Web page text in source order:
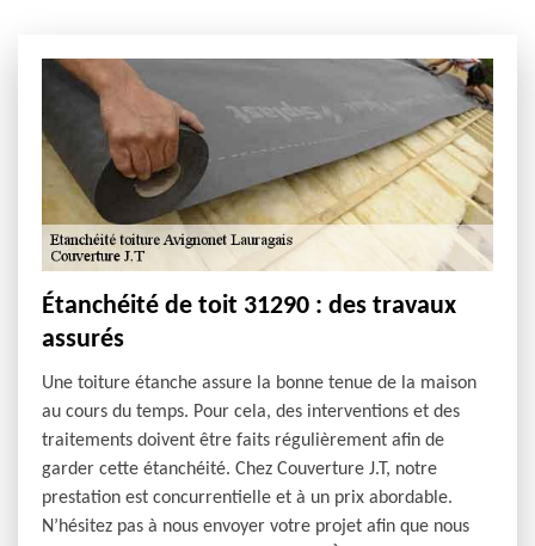
Étanchéité de toit 31290 : des travaux
assurés
Une toiture étanche assure la bonne tenue de la maison
au cours du temps. Pour cela, des interventions et des
traitements doivent être faits régulièrement afin de
garder cette étanchéité. Chez Couverture J.T, notre
prestation est concurrentielle et à un prix abordable.
N’hésitez pas à nous envoyer votre projet afin que nous